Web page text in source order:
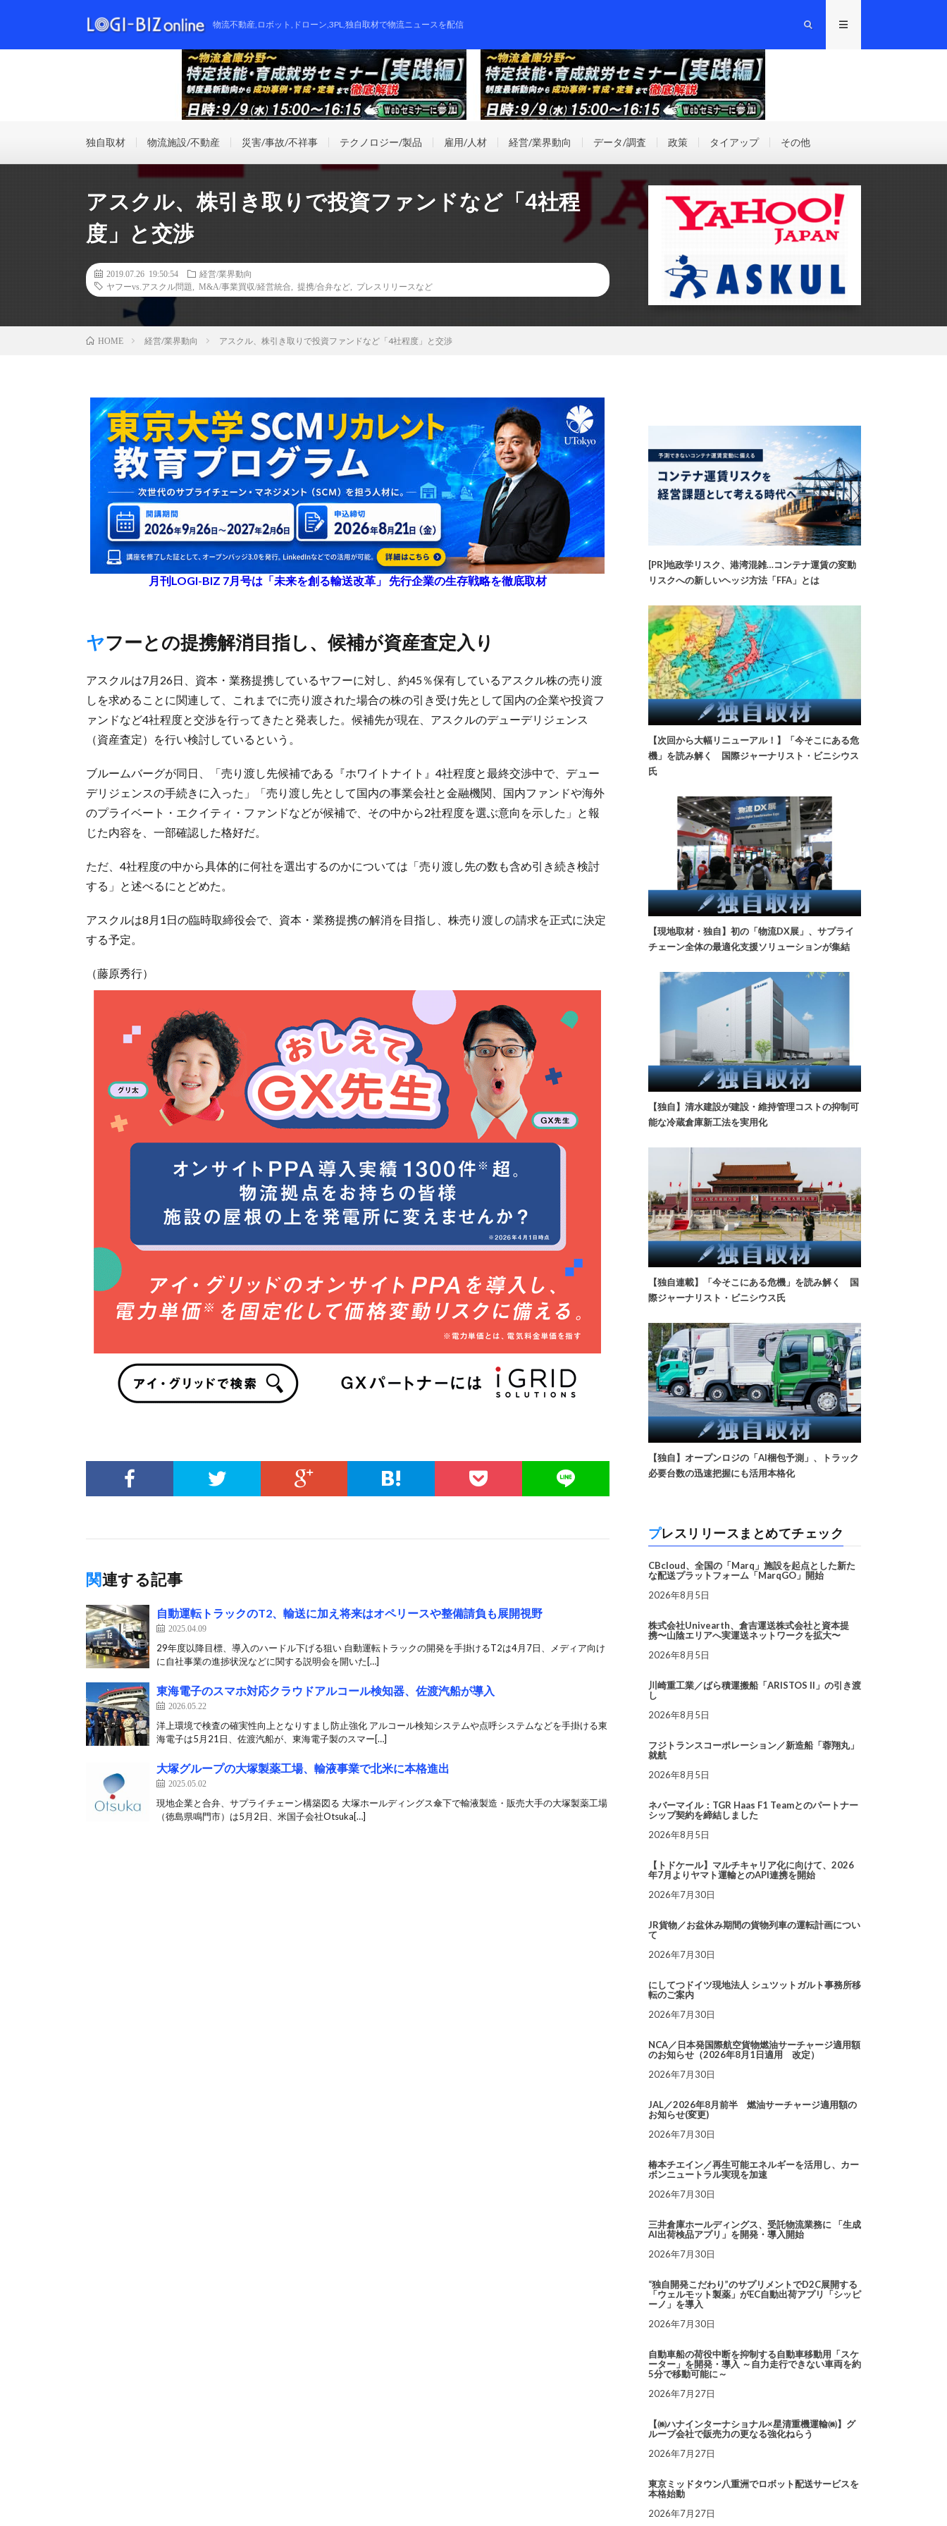
物流不動産,ロボット,ドローン,3PL,独自取材で物流ニュースを配信
独自取材 物流施設/不動産 災害/事故/不祥事 テクノロジー/製品 雇用/人材 経営/業界動向 データ/調査 政策 タイアップ その他
アスクル、株引き取りで投資ファンドなど「4社程
度」と交渉
2019.07.26 19:50:54
経営/業界動向
ヤフーvs.アスクル問題
M&A/事業買収/経営統合 提携/合弁など プレスリリースなど
HOME 経営/業界動向 アスクル、株引き取りで投資ファンドなど「4社程度」と交渉
月刊LOGI-BIZ 7月号は「未来を創る輸送改革」 先行企業の生存戦略を徹底取材
ヤフーとの提携解消目指し、候補が資産査定入り
アスクルは7月26日、資本・業務提携しているヤフーに対し、約45％保有しているアスクル株の売り渡
しを求めることに関連して、これまでに売り渡された場合の株の引き受け先として国内の企業や投資フ
ァンドなど4社程度と交渉を行ってきたと発表した。候補先が現在、アスクルのデューデリジェンス
（資産査定）を行い検討しているという。
ブルームバーグが同日、「売り渡し先候補である『ホワイトナイト』4社程度と最終交渉中で、デュー
デリジェンスの手続きに入った」「売り渡し先として国内の事業会社と金融機関、国内ファンドや海外
のプライベート・エクイティ・ファンドなどが候補で、その中から2社程度を選ぶ意向を示した」と報
じた内容を、一部確認した格好だ。
ただ、4社程度の中から具体的に何社を選出するのかについては「売り渡し先の数も含め引き続き検討
する」と述べるにとどめた。
アスクルは8月1日の臨時取締役会で、資本・業務提携の解消を目指し、株売り渡しの請求を正式に決定
する予定。
（藤原秀行）
関連する記事
自動運転トラックのT2、輸送に加え将来はオペリースや整備請負も展開視野
2025.04.09
29年度以降目標、導入のハードル下げる狙い 自動運転トラックの開発を手掛けるT2は4月7日、メディア向け
に自社事業の進捗状況などに関する説明会を開いた[…]
東海電子のスマホ対応クラウドアルコール検知器、佐渡汽船が導入
2026.05.22
洋上環境で検査の確実性向上となりすまし防止強化 アルコール検知システムや点呼システムなどを手掛ける東
海電子は5月21日、佐渡汽船が、東海電子製のスマー[…]
大塚グループの大塚製薬工場、輸液事業で北米に本格進出
2025.05.02
現地企業と合弁、サプライチェーン構築図る 大塚ホールディングス傘下で輸液製造・販売大手の大塚製薬工場
（徳島県鳴門市）は5月2日、米国子会社Otsuka[…]
[PR]地政学リスク、港湾混雑…コンテナ運賃の変動
リスクへの新しいヘッジ方法「FFA」とは
【次回から大幅リニューアル！】「今そこにある危
機」を読み解く 国際ジャーナリスト・ビニシウス
氏
【現地取材・独自】初の「物流DX展」、サプライ
チェーン全体の最適化支援ソリューションが集結
【独自】清水建設が建設・維持管理コストの抑制可
能な冷蔵倉庫新工法を実用化
【独自連載】「今そこにある危機」を読み解く 国
際ジャーナリスト・ビニシウス氏
【独自】オープンロジの「AI梱包予測」、トラック
必要台数の迅速把握にも活用本格化
プレスリリースまとめてチェック
CBcloud、全国の「Marq」施設を起点とした新た
な配送プラットフォーム「MarqGO」開始
2026年8月5日
株式会社Univearth、倉吉運送株式会社と資本提
携〜山陰エリアへ実運送ネットワークを拡大〜
2026年8月5日
川崎重工業／ばら積運搬船「ARISTOS II」の引き渡
し
2026年8月5日
フジトランスコーポレーション／新造船「蓉翔丸」
就航
2026年8月5日
ネバーマイル：TGR Haas F1 Teamとのパートナー
シップ契約を締結しました
2026年8月5日
【トドケール】マルチキャリア化に向けて、2026
年7月よりヤマト運輸とのAPI連携を開始
2026年7月30日
JR貨物／お盆休み期間の貨物列車の運転計画につい
て
2026年7月30日
にしてつドイツ現地法人 シュツットガルト事務所移
転のご案内
2026年7月30日
NCA／日本発国際航空貨物燃油サーチャージ適用額
のお知らせ（2026年8月1日適用 改定）
2026年7月30日
JAL／2026年8月前半 燃油サーチャージ適用額の
お知らせ(変更)
2026年7月30日
椿本チエイン／再生可能エネルギーを活用し、カー
ボンニュートラル実現を加速
2026年7月30日
三井倉庫ホールディングス、受託物流業務に 「生成
AI出荷検品アプリ」を開発・導入開始
2026年7月30日
“独自開発こだわり”のサプリメントでD2C展開する
「ウェルモット製薬」がEC自動出荷アプリ「シッピ
ーノ」を導入
2026年7月30日
自動車船の荷役中断を抑制する自動車移動用「スケ
ーター」を開発・導入 ～自力走行できない車両を約
5分で移動可能に～
2026年7月27日
【㈱ハナインターナショナル×星清重機運輸㈱】グ
ループ会社で販売力の更なる強化ねらう
2026年7月27日
東京ミッドタウン八重洲でロボット配送サービスを
本格始動
2026年7月27日